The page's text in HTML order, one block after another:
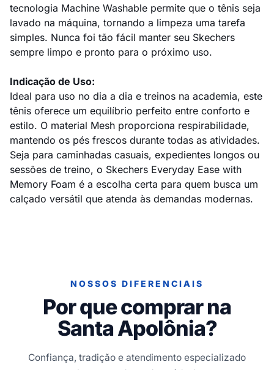
tecnologia Machine Washable permite que o tênis seja
lavado na máquina, tornando a limpeza uma tarefa
simples. Nunca foi tão fácil manter seu Skechers
sempre limpo e pronto para o próximo uso.
Indicação de Uso:
Ideal para uso no dia a dia e treinos na academia, este
tênis oferece um equilíbrio perfeito entre conforto e
estilo. O material Mesh proporciona respirabilidade,
mantendo os pés frescos durante todas as atividades.
Seja para caminhadas casuais, expedientes longos ou
sessões de treino, o Skechers Everyday Ease with
Memory Foam é a escolha certa para quem busca um
calçado versátil que atenda às demandas modernas.
NOSSOS DIFERENCIAIS
Por que comprar na
Santa Apolônia?
Confiança, tradição e atendimento especializado